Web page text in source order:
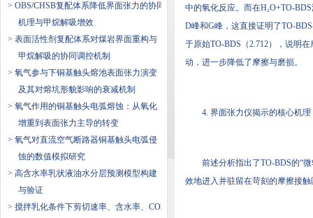
> OBS/CHSB复配体系降低界面张力的协同
机理与甲烷解吸增效
> 表面活性剂复配体系对煤岩界面重构与
甲烷解吸的协同调控机制
> 氧气参与下铜基触头熔池表面张力演变
及其对熔坑形貌影响的衰减机制
> 氧气作用的铜基触头电弧熔蚀：从氧化
增重到表面张力主导的转变
> 氧气对直流空气断路器铜基触头电弧侵
蚀的数值模拟研究
> 高含水率乳状液油水分层预测模型构建
与验证
> 搅拌乳化条件下剪切速率、含水率、CO2
中的氧化反应。而在H₂O+TO-
D峰和G峰，这直接证明了TO-
于原始TO-BDS（2.712），说明
动，进一步降低了摩擦与磨损。
4. 界面张力仪揭示的核心机
前述分析指出了TO-BDS的“
效地进入并驻留在苛刻的摩擦接